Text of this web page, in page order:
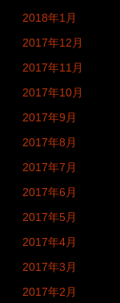
2018年1月
2017年12月
2017年11月
2017年10月
2017年9月
2017年8月
2017年7月
2017年6月
2017年5月
2017年4月
2017年3月
2017年2月